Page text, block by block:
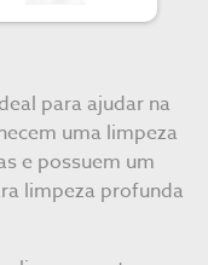
para ajudar na
uma limpeza
e possuem um
limpeza profunda